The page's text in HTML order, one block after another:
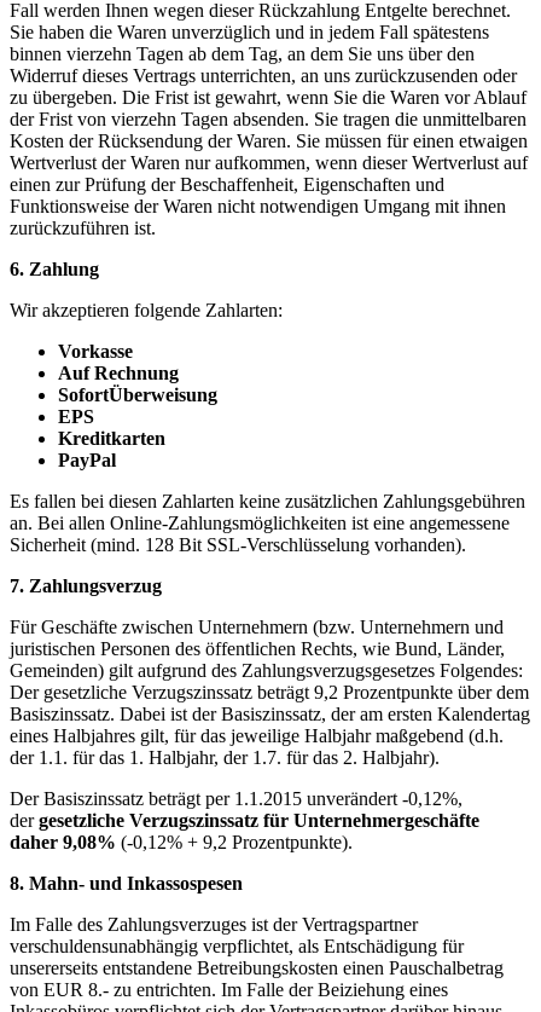
Fall werden Ihnen wegen dieser Rückzahlung Entgelte berechnet.
Sie haben die Waren unverzüglich und in jedem Fall spätestens
binnen vierzehn Tagen ab dem Tag, an dem Sie uns über den
Widerruf dieses Vertrags unterrichten, an uns zurückzusenden oder
zu übergeben. Die Frist ist gewahrt, wenn Sie die Waren vor Ablauf
der Frist von vierzehn Tagen absenden. Sie tragen die unmittelbaren
Kosten der Rücksendung der Waren. Sie müssen für einen etwaigen
Wertverlust der Waren nur aufkommen, wenn dieser Wertverlust auf
einen zur Prüfung der Beschaffenheit, Eigenschaften und
Funktionsweise der Waren nicht notwendigen Umgang mit ihnen
zurückzuführen ist.
6. Zahlung
Wir akzeptieren folgende Zahlarten:
Vorkasse
Auf Rechnung
SofortÜberweisung
EPS
Kreditkarten
PayPal
Es fallen bei diesen Zahlarten keine zusätzlichen Zahlungsgebühren
an. Bei allen Online-Zahlungsmöglichkeiten ist eine angemessene
Sicherheit (mind. 128 Bit SSL-Verschlüsselung vorhanden).
7. Zahlungsverzug
Für Geschäfte zwischen Unternehmern (bzw. Unternehmern und
juristischen Personen des öffentlichen Rechts, wie Bund, Länder,
Gemeinden) gilt aufgrund des Zahlungsverzugsgesetzes Folgendes:
Der gesetzliche Verzugszinssatz beträgt 9,2 Prozentpunkte über dem
Basiszinssatz. Dabei ist der Basiszinssatz, der am ersten Kalendertag
eines Halbjahres gilt, für das jeweilige Halbjahr maßgebend (d.h.
der 1.1. für das 1. Halbjahr, der 1.7. für das 2. Halbjahr).
Der Basiszinssatz beträgt per 1.1.2015 unverändert -0,12%,
dergesetzliche Verzugszinssatz für Unternehmergeschäfte
daher 9,08% (-0,12% + 9,2 Prozentpunkte).
8. Mahn- und Inkassospesen
Im Falle des Zahlungsverzuges ist der Vertragspartner
verschuldensunabhängig verpflichtet, als Entschädigung für
unsererseits entstandene Betreibungskosten einen Pauschalbetrag
von EUR 8.- zu entrichten. Im Falle der Beiziehung eines